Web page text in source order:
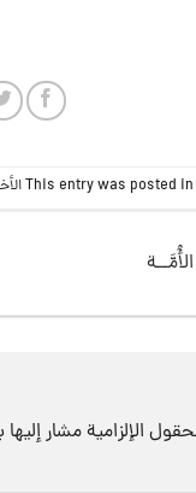
This entry was posted in
الإلزامية مشار إليها